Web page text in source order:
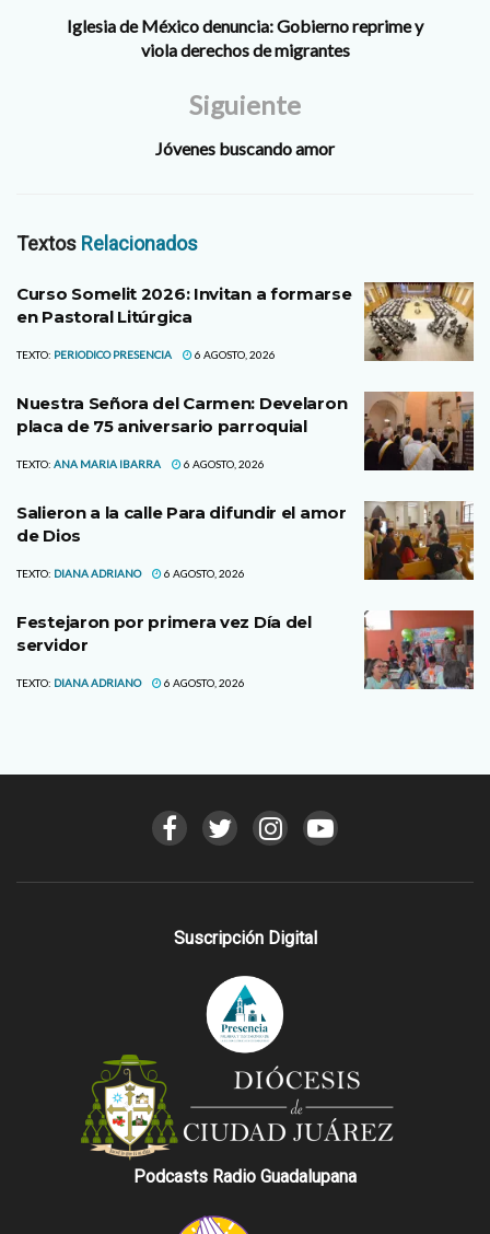
Iglesia de México denuncia: Gobierno reprime y
viola derechos de migrantes
Siguiente
Jóvenes buscando amor
Textos Relacionados
Curso Somelit 2026: Invitan a formarse
en Pastoral Litúrgica
TEXTO: PERIODICO PRESENCIA 6 AGOSTO, 2026
Nuestra Señora del Carmen: Develaron
placa de 75 aniversario parroquial
TEXTO: ANA MARIA IBARRA 6 AGOSTO, 2026
Salieron a la calle Para difundir el amor
de Dios
TEXTO: DIANA ADRIANO 6 AGOSTO, 2026
Festejaron por primera vez Día del
servidor
TEXTO: DIANA ADRIANO 6 AGOSTO, 2026
Suscripción Digital
Podcasts Radio Guadalupana